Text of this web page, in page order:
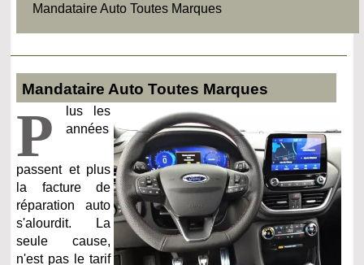
Mandataire Auto Toutes Marques
Mandataire Auto Toutes Marques
P
lus les
années
passent et plus
la facture de
réparation auto
s'alourdit. La
seule cause,
n'est pas le tarif